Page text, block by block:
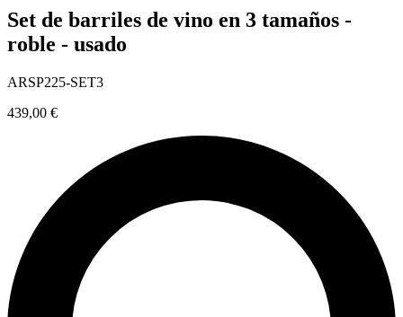
Set de barriles de vino en 3 tamaños -
roble - usado
ARSP225-SET3
439,00 €